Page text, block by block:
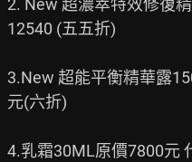
2. New 超濃萃特效修復
12540 (五五折)
3.New 超能平衡精華露
元(六折)
4.乳霜30ML原價7800元